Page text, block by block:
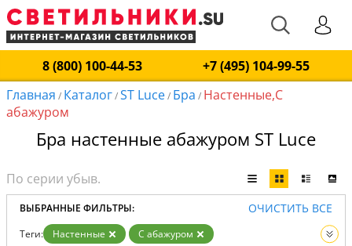
8 (800) 100-44-53
+7 (495) 104-99-55
Главная / Каталог/ST Luce/ Бра / Настенные,С
абажуром
Бра настенные абажуром ST Luce
ВЫБРАННЫЕ ФИЛЬТРЫ: ОЧИСТИТЬ ВСЕ
Теги: Настенные
С абажуром